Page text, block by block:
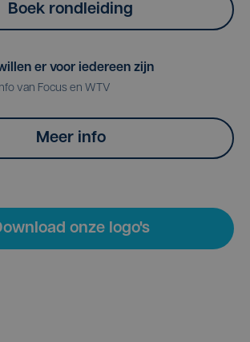
Boek rondleiding
er voor iedereen zijn
van Focus en WTV
Meer info
onze logo's